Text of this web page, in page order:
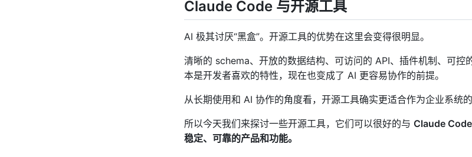
Claude Code 与开源工具
AI 极其讨厌“黑盒”。开源工具的优势在这里会变得很明显。
清晰的 schema、开放的数据结构、可访问的 API、插件机制、可控
本是开发者喜欢的特性，现在也变成了 AI 更容易协作的前提。
从长期使用和 AI 协作的角度看，开源工具确实更适合作为企业系统的
所以今天我们来探讨一些开源工具，它们可以很好的与 Claude
稳定、可靠的产品和功能。